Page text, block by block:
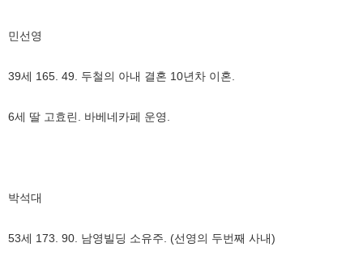
민선영
39세 165. 49. 두철의 아내 결혼 10년차 이혼.
6세 딸 고효린. 바베네카페 운영.
박석대
53세 173. 90. 남영빌딩 소유주. (선영의 두번째 사내)